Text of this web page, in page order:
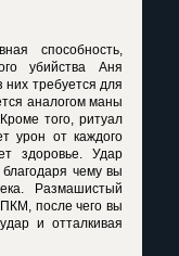
способность,
убийства Аня
них требуется для
аналогом маны
того, ритуал
урон от каждого
здоровье. Удар
чему вы
Размашистый
после чего вы
и отталкивая